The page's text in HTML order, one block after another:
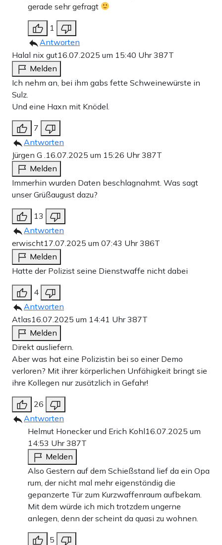
gerade sehr gefragt
1
Antworten
Halal nix gut16.07.2025 um 15:40 Uhr387T
Melden
Ich nehm an, bei ihm gabs fette Schweinewürste in
Sulz.
Und eine Haxn mit Knödel.
7
Antworten
Jürgen G . 16.07.2025 um 15:26 Uhr387T
Melden
Immerhin wurden Daten beschlagnahmt. Was sagt
unser Grüßaugust dazu?
13
Antworten
erwischt17.07.2025 um 07:43 Uhr386T
Melden
Hatte der Polizist seine Dienstwaffe nicht dabei
4
Antworten
Atlas16.07.2025 um 14:41 Uhr387T
Melden
Direkt ausliefern.
Aber was hat eine Polizistin bei so einer Demo
verloren? Mit ihrer körperlichen Unfähigkeit bringt sie
ihre Kollegen nur zusätzlich in Gefahr!
26
Antworten
Helmut Honecker und Erich Kohl16.07.2025 um
14:53 Uhr387T
Melden
Also Gestern auf dem Schießstand lief da ein Opa
rum, der nicht mal mehr eigenständig die
gepanzerte Tür zum Kurzwaffenraum aufbekam.
Mit dem würde ich mich trotzdem ungerne
anlegen, denn der scheint da quasi zu wohnen.
5